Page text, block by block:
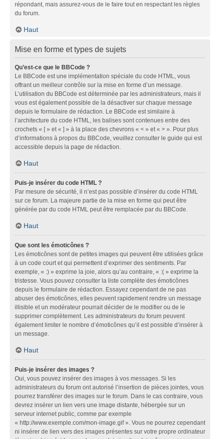
répondant, mais assurez-vous de le faire tout en respectant les règles
du forum.
Haut
Mise en forme et types de sujets
Qu’est-ce que le BBCode ?
Le BBCode est une implémentation spéciale du code HTML, vous
offrant un meilleur contrôle sur la mise en forme d’un message.
L’utilisation du BBCode est déterminée par les administrateurs, mais il
vous est également possible de la désactiver sur chaque message
depuis le formulaire de rédaction. Le BBCode est similaire à
l’architecture du code HTML, les balises sont contenues entre des
crochets « [ » et « ] » à la place des chevrons « < » et « > ». Pour plus
d’informations à propos du BBCode, veuillez consulter le guide qui est
accessible depuis la page de rédaction.
Haut
Puis-je insérer du code HTML ?
Par mesure de sécurité, il n’est pas possible d’insérer du code HTML
sur ce forum. La majeure partie de la mise en forme qui peut être
générée par du code HTML peut être remplacée par du BBCode.
Haut
Que sont les émoticônes ?
Les émoticônes sont de petites images qui peuvent être utilisées grâce
à un code court et qui permettent d’exprimer des sentiments. Par
exemple, « :) » exprime la joie, alors qu’au contraire, « :( » exprime la
tristesse. Vous pouvez consulter la liste complète des émoticônes
depuis le formulaire de rédaction. Essayez cependant de ne pas
abuser des émoticônes, elles peuvent rapidement rendre un message
illisible et un modérateur pourrait décider de le modifier ou de le
supprimer complètement. Les administrateurs du forum peuvent
également limiter le nombre d’émoticônes qu’il est possible d’insérer à
un message.
Haut
Puis-je insérer des images ?
Oui, vous pouvez insérer des images à vos messages. Si les
administrateurs du forum ont autorisé l’insertion de pièces jointes, vous
pourrez transférer des images sur le forum. Dans le cas contraire, vous
devrez insérer un lien vers une image distante, hébergée sur un
serveur internet public, comme par exemple
« http://www.exemple.com/mon-image.gif ». Vous ne pourrez cependant
ni insérer de lien vers des images présentes sur votre propre ordinateur